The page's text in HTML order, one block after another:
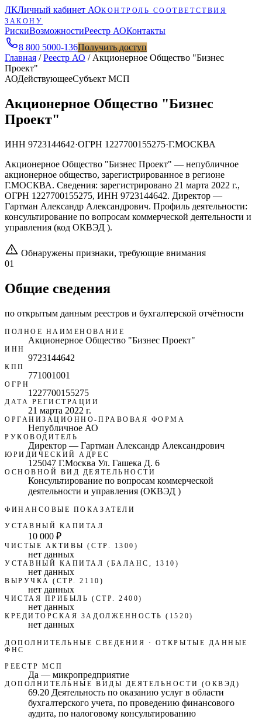
ЛКЛичный кабинет АОКОНТРОЛЬ СООТВЕТСТВИЯ
ЗАКОНУ
РискиВозможностиРеестр АОКонтакты
8 800 5000-136Получить доступ
Главная /Реестр АО / Акционерное Общество "Бизнес
Проект"
АОДействующееСубъект МСП
Акционерное Общество "Бизнес
Проект"
ИНН 9723144642·ОГРН 1227700155275·Г.МОСКВА
Акционерное Общество "Бизнес Проект" — непубличное
акционерное общество, зарегистрированное в регионе
Г.МОСКВА. Сведения: зарегистрировано 21 марта 2022 г.,
ОГРН 1227700155275, ИНН 9723144642. Директор —
Гартман Александр Александрович. Профиль деятельности:
консультирование по вопросам коммерческой деятельности и
управления (код ОКВЭД ).
Обнаружены признаки, требующие внимания
01
Общие сведения
по открытым данным реестров и бухгалтерской отчётности
ПОЛНОЕ НАИМЕНОВАНИЕ
Акционерное Общество "Бизнес Проект"
ИНН
9723144642
КПП
771001001
ОГРН
1227700155275
ДАТА РЕГИСТРАЦИИ
21 марта 2022 г.
ОРГАНИЗАЦИОННО-ПРАВОВАЯ ФОРМА
Непубличное АО
РУКОВОДИТЕЛЬ
Директор — Гартман Александр Александрович
ЮРИДИЧЕСКИЙ АДРЕС
125047 Г.Москва Ул. Гашека Д. 6
ОСНОВНОЙ ВИД ДЕЯТЕЛЬНОСТИ
Консультирование по вопросам коммерческой
деятельности и управления (ОКВЭД )
ФИНАНСОВЫЕ ПОКАЗАТЕЛИ
УСТАВНЫЙ КАПИТАЛ
10 000 ₽
ЧИСТЫЕ АКТИВЫ (СТР. 1300)
нет данных
УСТАВНЫЙ КАПИТАЛ (БАЛАНС, 1310)
нет данных
ВЫРУЧКА (СТР. 2110)
нет данных
ЧИСТАЯ ПРИБЫЛЬ (СТР. 2400)
нет данных
КРЕДИТОРСКАЯ ЗАДОЛЖЕННОСТЬ (1520)
нет данных
ДОПОЛНИТЕЛЬНЫЕ СВЕДЕНИЯ · ОТКРЫТЫЕ ДАННЫЕ
ФНС
РЕЕСТР МСП
Да — микропредприятие
ДОПОЛНИТЕЛЬНЫЕ ВИДЫ ДЕЯТЕЛЬНОСТИ (ОКВЭД)
69.20 Деятельность по оказанию услуг в области
бухгалтерского учета, по проведению финансового
аудита, по налоговому консультированию